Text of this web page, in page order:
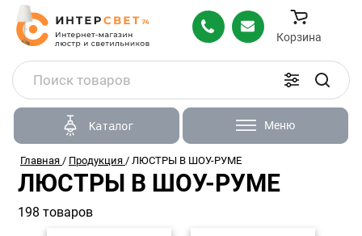
Корзина
Каталог Меню
Главная / Продукция / ЛЮСТРЫ В ШОУ-РУМЕ
ЛЮСТРЫ В ШОУ-РУМЕ
198 товаров